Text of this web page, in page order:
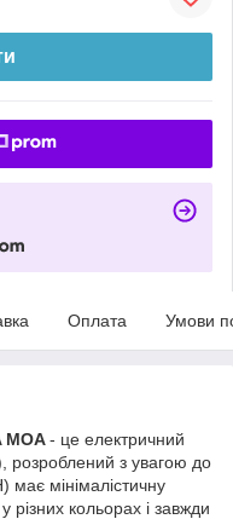
Оплата Умови
MOA- це електричний
розроблений з увагою до
має мінімалістичну
кольорах і завжди